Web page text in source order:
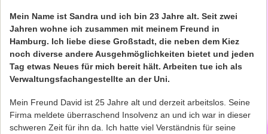
Mein Name ist Sandra und ich bin 23 Jahre alt. Seit zwei
Jahren wohne ich zusammen mit meinem Freund in
Hamburg. Ich liebe diese Großstadt, die neben dem Kiez
noch diverse andere Ausgehmöglichkeiten bietet und jeden
Tag etwas Neues für mich bereit hält. Arbeiten tue ich als
Verwaltungsfachangestellte an der Uni.
Mein Freund David ist 25 Jahre alt und derzeit arbeitslos. Seine
Firma meldete überraschend Insolvenz an und ich war in dieser
schweren Zeit für ihn da. Ich hatte viel Verständnis für seine